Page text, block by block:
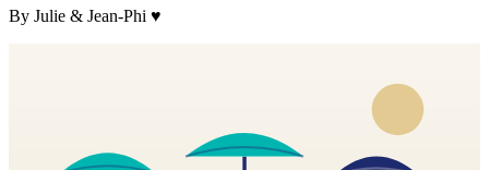
By Julie & Jean-Phi ♥